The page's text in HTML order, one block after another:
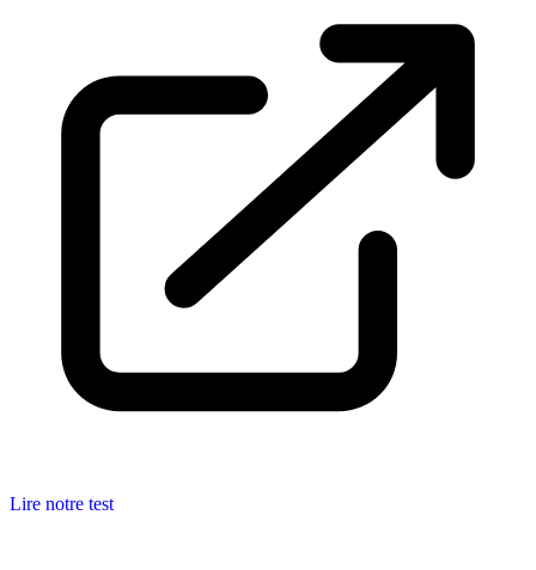
Lire notre test